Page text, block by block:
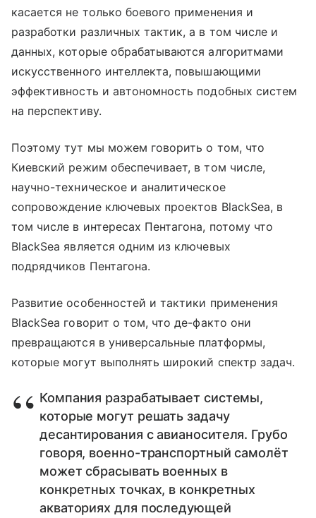
касается не только боевого применения и
разработки различных тактик, а в том числе и
данных, которые обрабатываются алгоритмами
искусственного интеллекта, повышающими
эффективность и автономность подобных систем
на перспективу.
Поэтому тут мы можем говорить о том, что
Киевский режим обеспечивает, в том числе,
научно-техническое и аналитическое
сопровождение ключевых проектов BlackSea, в
том числе в интересах Пентагона, потому что
BlackSea является одним из ключевых
подрядчиков Пентагона.
Развитие особенностей и тактики применения
BlackSea говорит о том, что де-факто они
превращаются в универсальные платформы,
которые могут выполнять широкий спектр задач.
Компания разрабатывает системы,
которые могут решать задачу
десантирования с авианосителя. Грубо
говоря, военно-транспортный самолёт
может сбрасывать военных в
конкретных точках, в конкретных
акваториях для последующей